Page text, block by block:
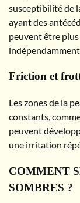
susceptibilité de
ayant des
peuvent être plus
Friction et
Les zones de la
constants,
peuvent
une irritation
COMMENT
SOMBRES ?